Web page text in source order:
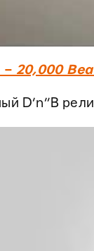
‎– 20,000
D’n”B